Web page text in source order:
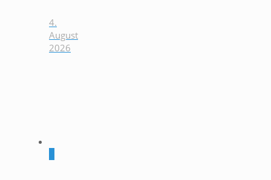
4.
August
2026